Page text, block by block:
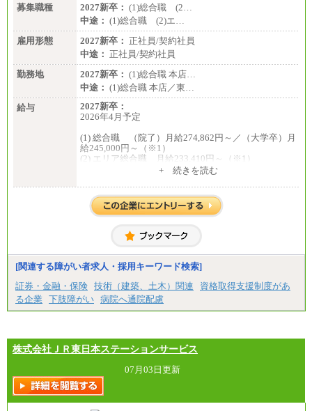
募集職種
2027新卒： (1)総合職 (2…
中途： (1)総合職 (2)エ…
雇用形態
2027新卒： 正社員/契約社員
中途： 正社員/契約社員
勤務地
2027新卒： (1)総合職 本店…
中途： (1)総合職 本店／東…
給与
2027新卒：
2026年4月予定
(1) 総合職 （院了）月給274,862円～／（大学卒）月
給245,000円～（※1）
(2) エリア総合職 月給233,410円～（※1）
(3) アシスタントスタッフ 日給9,800円～12,500円
※１ 試用期間６か月（試用期間中も給与に変更
はございません）
※２ 勤務地により異なります
（1) 総合職 （院了）月給274,862円～／（大学卒）
月給245,000円～（※1）
(2) エリア総合職 月給233,410円～（※1）
(3) アシスタントスタッフ 日給9,800円～12,500円
（※2）
※１ 試用期間６か月（試用期間中も給与に変更
なし）
※２ 勤務地により異なる
+ 続きを読む
[関連する障がい者求人・採用キーワード検索]
証券・金融・保険 技術（建築、土木）関連
資格取得支援制度があ
る企業
下肢障がい 病院へ通院配慮
株式会社ＪＲ東日本ステーションサービス
07月03日更新